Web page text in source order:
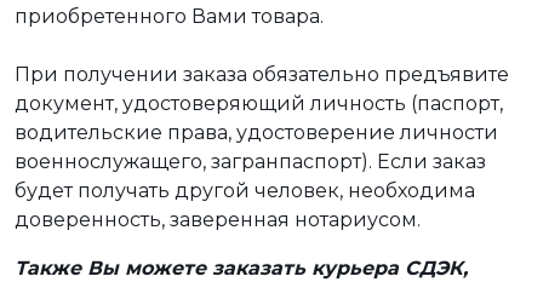
приобретенного Вами товара.
При получении заказа обязательно предъявите
документ, удостоверяющий личность (паспорт,
водительские права, удостоверение личности
военнослужащего, загранпаспорт). Если заказ
будет получать другой человек, необходима
доверенность, заверенная нотариусом.
Также Вы можете заказать курьера СДЭК,